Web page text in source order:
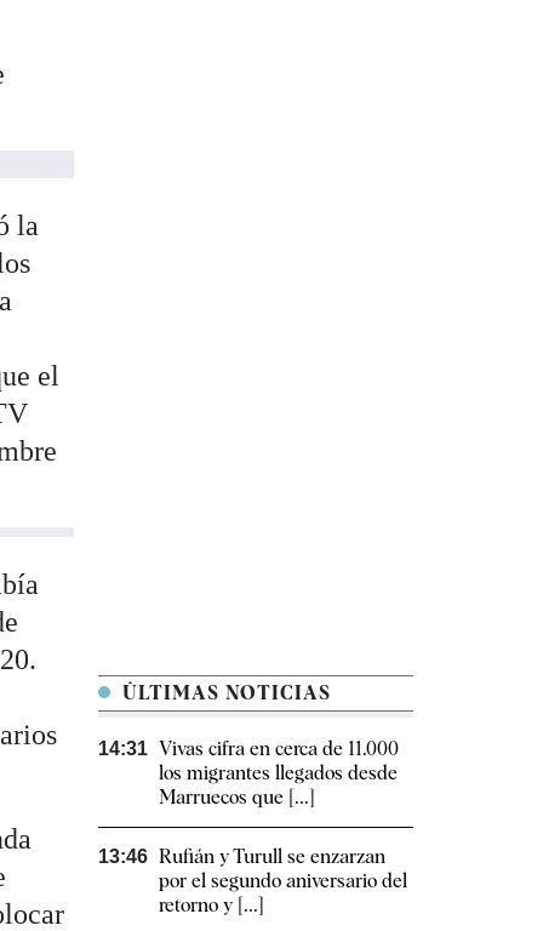
la
el
ÚLTIMAS NOTICIAS
14:31 Vivas cifra en cerca de 11.000
los migrantes llegados desde
Marruecos que [...]
13:46 Rufián y Turull se enzarzan
por el segundo aniversario del
retorno y [...]